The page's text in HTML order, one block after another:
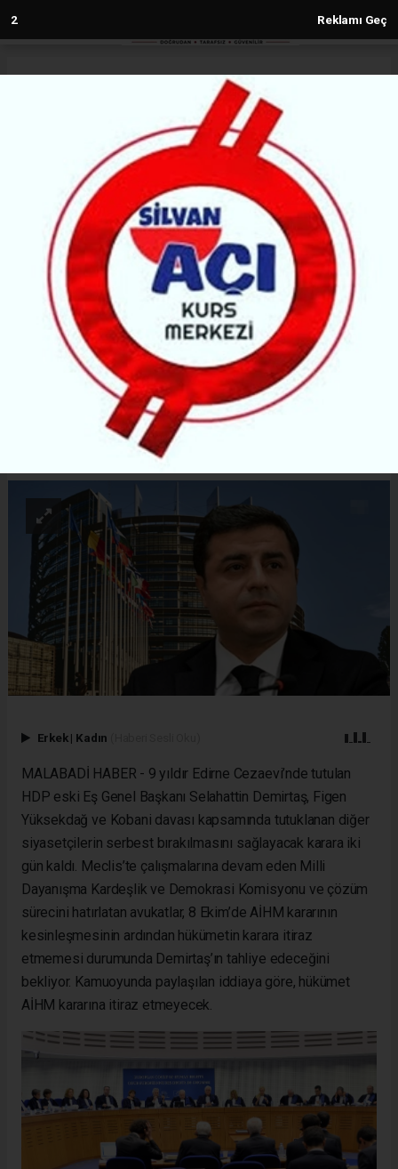
1 Reklamı Geç
İki gün kaldı: Hükümetten
Demirtaş’a çıkış vizesi
SIYASET
(MH) - MALABADİ HABER | 06.10.2025 - 12:45, Güncelleme: 06.10.2025 - 12:45
17964+ kez okundu.
AİHM’in 8 Ekim’de kesinleşmesi beklenen kararıyla
Selahattin Demirtaş ve arkadaşlarının tahliyesi için
son aşamaya gelindi. Avukatlar ve DEM Parti,
hükümete çağrıda bulunurken, AİHM kararına
devletin de itiraz etmeyeceği iddia edildi.
Erkek | Kadın
MALABADİ HABER - 9 yıldır Edirne Cezaevi’nde tutulan
HDP eski Eş Genel Başkanı Selahattin Demirtaş, Figen
Yüksekdağ ve Kobani davası kapsamında tutuklanan diğer
siyasetçilerin serbest bırakılmasını sağlayacak karara iki
gün kaldı. Meclis’te çalışmalarına devam eden Milli
Dayanışma Kardeşlik ve Demokrasi Komisyonu ve çözüm
sürecini hatırlatan avukatlar, 8 Ekim’de AİHM kararının
kesinleşmesinin ardından hükümetin karara itiraz
etmemesi durumunda Demirtaş’ın tahliye edeceğini
bekliyor. Kamuoyunda paylaşılan iddiaya göre, hükümet
AİHM kararına itiraz etmeyecek.